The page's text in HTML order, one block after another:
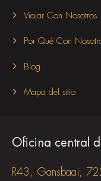
Viajar Con Nosotros
Por Qué Con
Blog
Mapa del sitio
Oficina central
R43, Gansbaai,